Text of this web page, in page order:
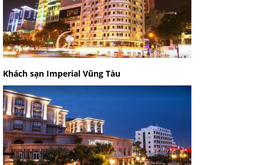
Khách sạn Imperial Vũng Tàu